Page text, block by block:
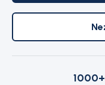
1000+